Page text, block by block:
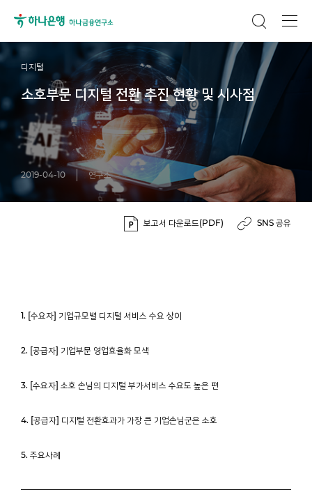
디지털
소호부문 디지털 전환 추진 현황 및 시사점
2019-04-10 연구소
보고서 다운로드(PDF) SNS 공유
1. [수요자] 기업규모별 디지털 서비스 수요 상이
2. [공급자] 기업부문 영업효율화 모색
3. [수요자] 소호 손님의 디지털 부가서비스 수요도 높은 편
4. [공급자] 디지털 전환효과가 가장 큰 기업손님군은 소호
5. 주요사례